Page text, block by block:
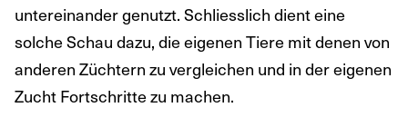
untereinander genutzt. Schliesslich dient eine
solche Schau dazu, die eigenen Tiere mit denen von
anderen Züchtern zu vergleichen und in der eigenen
Zucht Fortschritte zu machen.